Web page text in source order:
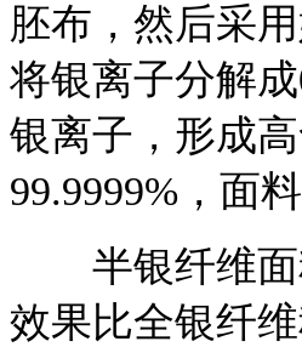
胚布，然后采
将银离子分解
银离子，形成
99.9999%，面
半银纤维面
效果比全银纤